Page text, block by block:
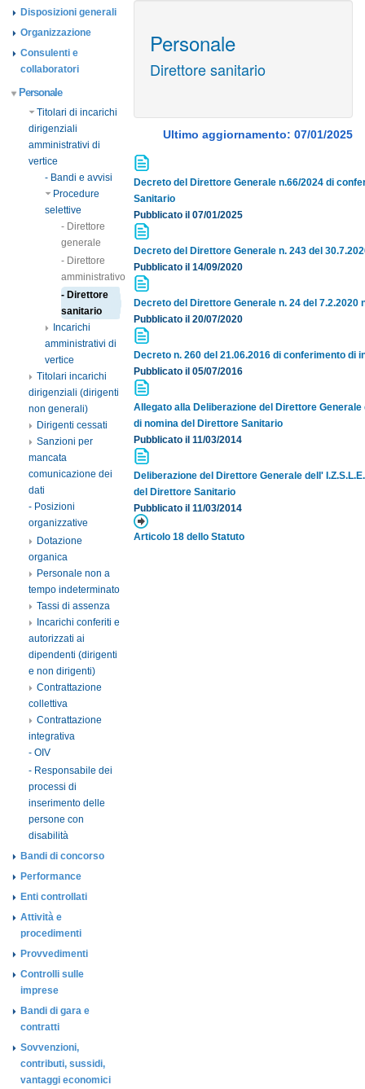
Disposizioni generali
Organizzazione
Consulenti e
collaboratori
Personale
Titolari di incarichi
dirigenziali
amministrativi di
vertice
- Bandi e avvisi
Procedure
selettive
- Direttore
generale
- Direttore
amministrativo
- Direttore
sanitario
Incarichi
amministrativi di
vertice
Titolari incarichi
dirigenziali (dirigenti
non generali)
Dirigenti cessati
Sanzioni per
mancata
comunicazione dei
dati
- Posizioni
organizzative
Dotazione
organica
Personale non a
tempo indeterminato
Tassi di assenza
Incarichi conferiti e
autorizzati ai
dipendenti (dirigenti
e non dirigenti)
Contrattazione
collettiva
Contrattazione
integrativa
- OIV
- Responsabile dei
processi di
inserimento delle
persone con
disabilità
Bandi di concorso
Performance
Enti controllati
Attività e
procedimenti
Provvedimenti
Controlli sulle
imprese
Bandi di gara e
contratti
Sovvenzioni,
contributi, sussidi,
vantaggi economici
Personale
Direttore sanitario
Ultimo aggiornamento: 07/01/2025
Decreto del Direttore Generale n.66/2024 di
Sanitario
Pubblicato il 07/01/2025
Decreto del Direttore Generale n. 243 del
Pubblicato il 14/09/2020
Decreto del Direttore Generale n. 24 del
Pubblicato il 20/07/2020
Decreto n. 260 del 21.06.2016 di conferimento di
Pubblicato il 05/07/2016
Allegato alla Deliberazione del Direttore Generale
di nomina del Direttore Sanitario
Pubblicato il 11/03/2014
Deliberazione del Direttore Generale dell'
del Direttore Sanitario
Pubblicato il 11/03/2014
Articolo 18 dello Statuto